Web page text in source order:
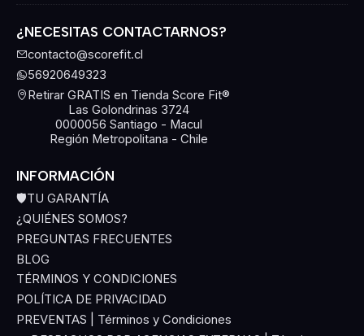
¿NECESITAS CONTACTARNOS?
contacto@scorefit.cl
56920649323
Retirar GRATIS en Tienda Score Fit®
Las Golondrinas 3724
0000056 Santiago - Macul
Región Metropolitana - Chile
INFORMACIÓN
🛡️TU GARANTÍA
¿QUIÉNES SOMOS?
PREGUNTAS FRECUENTES
BLOG
TÉRMINOS Y CONDICIONES
POLÍTICA DE PRIVACIDAD
PREVENTAS | Términos y Condiciones